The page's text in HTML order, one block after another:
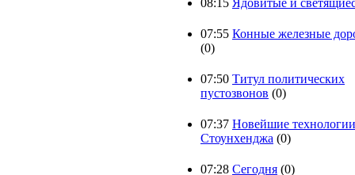
07:55 Конные железные
(0)
07:50 Титул политических
пустозвонов (0)
07:37 Новейшие технологии
Стоунхенджа (0)
07:28 Сегодня (0)